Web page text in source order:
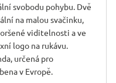
svobodu pohybu. Dvě
na malou svačinku,
viditelnosti a ve
logo na rukávu.
určená pro
v Evropě.